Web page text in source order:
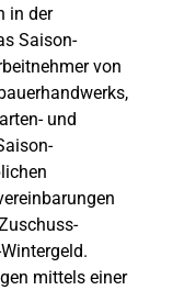
in der
Saison-
von
und
mittels einer